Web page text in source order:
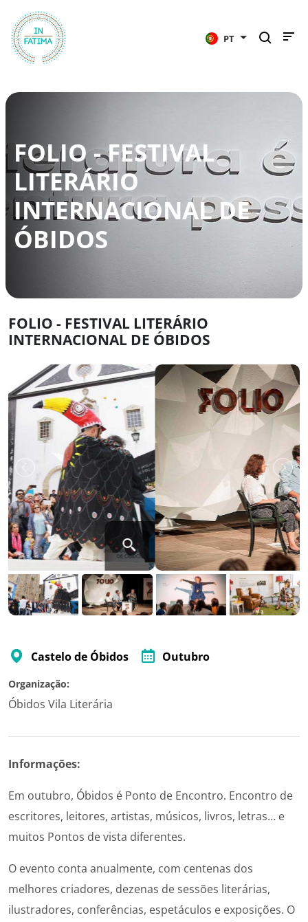
PT
FOLIO - FESTIVAL
LITERÁRIO
INTERNACIONAL DE
ÓBIDOS
FOLIO - FESTIVAL LITERÁRIO
INTERNACIONAL DE ÓBIDOS
Castelo de Óbidos Outubro
Organização:
Óbidos Vila Literária
Informações:
Em outubro, Óbidos é Ponto de Encontro. Encontro de
escritores, leitores, artistas, músicos, livros, letras… e
muitos Pontos de vista diferentes.
O evento conta anualmente, com centenas dos
melhores criadores, dezenas de sessões literárias,
ilustradores, conferências, espetáculos e exposições. O